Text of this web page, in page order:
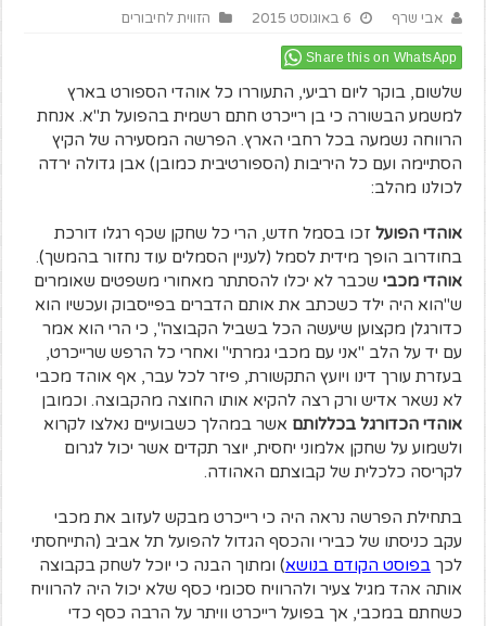
אבי שרף 6 באוגוסט 2015 הזווית לחיבורים
Share this on WhatsApp
שלשום, בוקר ליום רביעי, התעוררו כל אוהדי הספורט בארץ
למשמע הבשורה כי בן רייכרט חתם רשמית בהפועל ת"א. אנחת
הרווחה נשמעה בכל רחבי הארץ. הפרשה המסעירה של הקיץ
הסתיימה ועם כל היריבות (הספורטיבית כמובן) אבן גדולה ירדה
לכולנו מהלב:
אוהדי הפועל זכו בסמל חדש, הרי כל שחקן שכף רגלו דורכת
בחודרוב הופך מידית לסמל (לעניין הסמלים עוד נחזור בהמשך).
אוהדי מכבי שכבר לא יכלו להסתתר מאחורי משפטים שאומרים
ש"הוא היה ילד כשכתב את אותם הדברים בפייסבוק ועכשיו הוא
כדורגלן מקצוען שיעשה הכל בשביל הקבוצה", כי הרי הוא אמר
עם יד על הלב "אני עם מכבי גמרתי" ואחרי כל הרפש שרייכרט,
בעזרת עורך דינו ויועץ התקשורת, פיזר לכל עבר, אף אוהד מכבי
לא נשאר אדיש ורק רצה להקיא אותו החוצה מהקבוצה. וכמובן
אוהדי הכדורגל בכללותם אשר במהלך כשבועיים נאלצו לקרוא
ולשמוע על שחקן אלמוני יחסית, יוצר תקדים אשר יכול לגרום
לקריסה כלכלית של קבוצתם האהודה.
בתחילת הפרשה נראה היה כי רייכרט מבקש לעזוב את מכבי
עקב כניסתו של כבירי והכסף הגדול להפועל תל אביב (התייחסתי
לכךבפוסט הקודם בנושא) ומתוך הבנה כי יוכל לשחק בקבוצה
אותה אהד מגיל צעיר ולהרוויח סכומי כסף שלא יכול היה להרוויח
כשחתם במכבי, אך בפועל רייכרט וויתר על הרבה כסף כדי